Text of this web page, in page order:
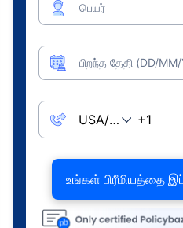
பெயர்
பிறந்த தேதி (DD/
உங்கள் பிரீமியத்தை